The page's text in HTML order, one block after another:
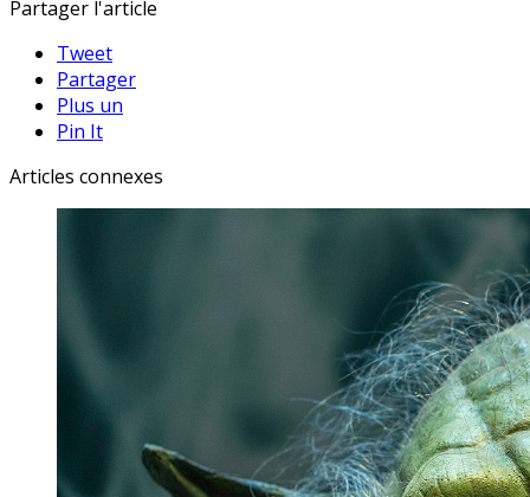
Partager l'article
Tweet
Partager
Plus un
Pin It
Articles connexes